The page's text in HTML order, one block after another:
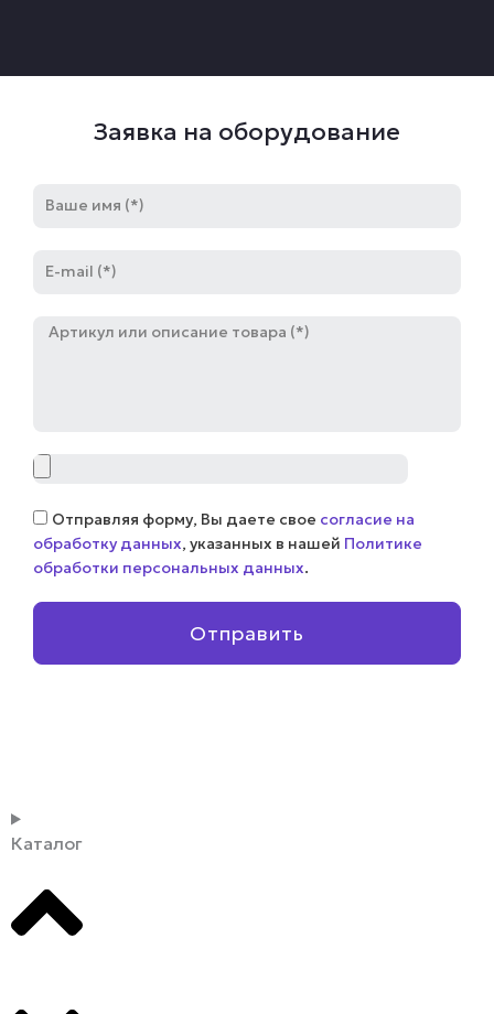
Заявка на оборудование
mail
Артикул
Файл
Соглашение
Отправляя форму, Вы даете свое согласие на
обработку данных, указанных в нашей Политике
обработки персональных данных.
Отправить
Каталог